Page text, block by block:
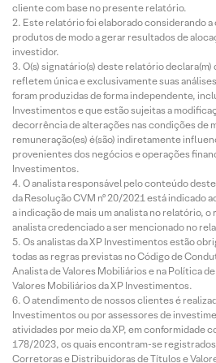
cliente com base no presente relatório.
Este relatório foi elaborado considerando
produtos de modo a gerar resultados de
investidor.
O(s) signatário(s) deste relatório
refletem única e exclusivamente suas
foram produzidas de forma independente,
Investimentos e que estão sujeitas a
decorrência de alterações nas condições de
remuneração(es) é(são) indiretamente
provenientes dos negócios e operações
Investimentos.
O analista responsável pelo conteúdo
da Resolução CVM nº 20/2021 está indicado
a indicação de mais um analista no relatório,
analista credenciado a ser mencionado no
Os analistas da XP Investimentos estão
todas as regras previstas no Código de
Analista de Valores Mobiliários e na Política
Valores Mobiliários da XP Investimentos.
O atendimento de nossos clientes é
Investimentos ou por assessores de
atividades por meio da XP, em conformidade
178/2023, os quais encontram-se
Corretoras e Distribuidoras de Títulos e